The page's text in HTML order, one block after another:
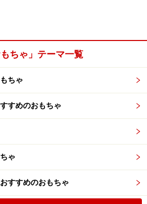
もちゃ」テーマ一覧
ちゃ
すめのおもちゃ
ゃ
すすめのおもちゃ